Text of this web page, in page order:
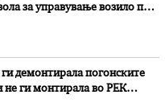
за управување возило под
демонтирала погонските
не ги монтирала во РЕК